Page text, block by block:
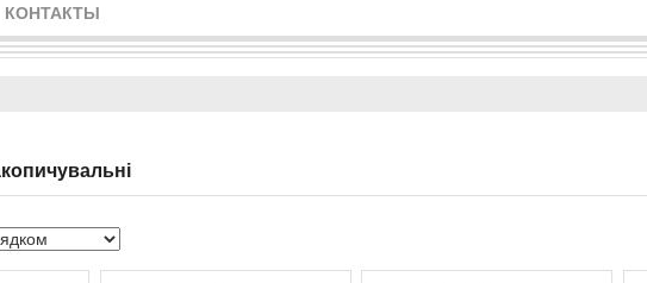
КОНТАКТЫ